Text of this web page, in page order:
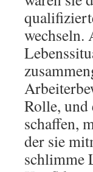
wechseln.
Rolle, und
schaffen,
der sie
schlimme